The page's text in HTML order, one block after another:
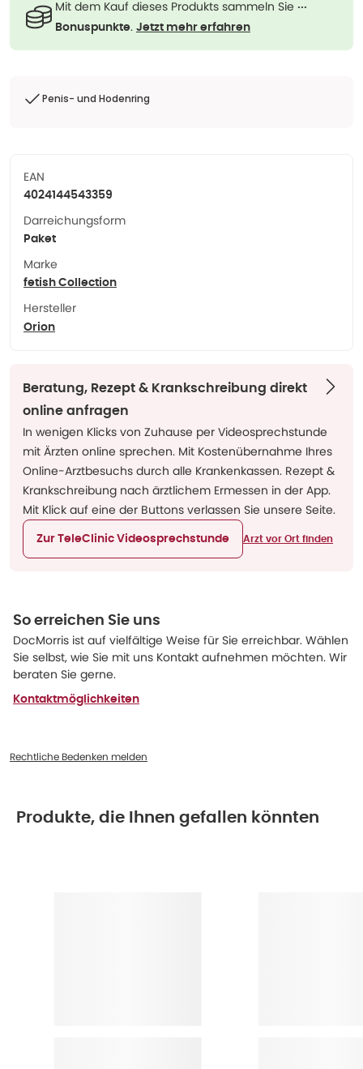
Mit dem Kauf dieses Produkts sammeln Sie ···
Bonuspunkte. Jetzt mehr erfahren
Penis- und Hodenring
EAN
4024144543359
Darreichungsform
Paket
Marke
fetish Collection
Hersteller
Orion
Beratung, Rezept & Krankschreibung direkt
online anfragen
In wenigen Klicks von Zuhause per Videosprechstunde
mit Ärzten online sprechen. Mit Kostenübernahme Ihres
Online-Arztbesuchs durch alle Krankenkassen. Rezept &
Krankschreibung nach ärztlichem Ermessen in der App.
Mit Klick auf eine der Buttons verlassen Sie unsere Seite.
Zur TeleClinic Videosprechstunde Arzt vor Ort finden
So erreichen Sie uns
DocMorris ist auf vielfältige Weise für Sie erreichbar. Wählen
Sie selbst, wie Sie mit uns Kontakt aufnehmen möchten. Wir
beraten Sie gerne.
Kontaktmöglichkeiten
Rechtliche Bedenken melden
Produkte, die Ihnen gefallen könnten